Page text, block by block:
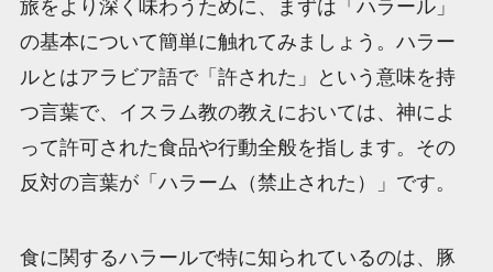
旅をより深く味わうために、まずは「ハラール」
の基本について簡単に触れてみましょう。ハラー
ルとはアラビア語で「許された」という意味を持
つ言葉で、イスラム教の教えにおいては、神によ
って許可された食品や行動全般を指します。その
反対の言葉が「ハラーム（禁止された）」です。
食に関するハラールで特に知られているのは、豚